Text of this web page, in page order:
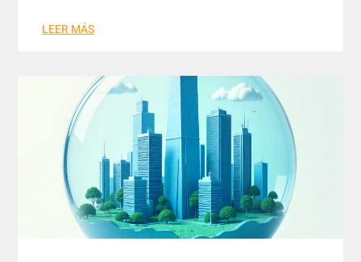
LEER MÁS